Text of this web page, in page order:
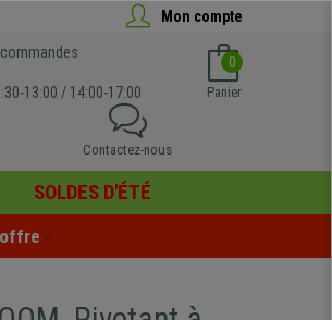
Mon compte
13:00 / 14:00-17:00
0
Panier
Contactez-nous
SOLDES D'ÉTÉ
-